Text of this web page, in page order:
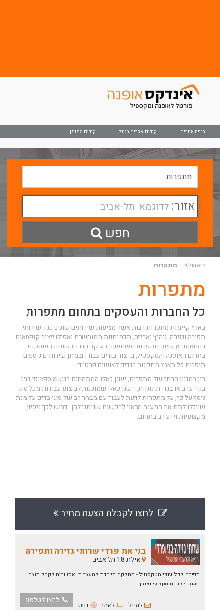
בניית אתרים קידום אתרים בגוגל קידום ממומן
אזור: לדוגמא: תל-אביב
חפש
ראשי מתפרות
מתפרות
כל החברות והעסקים בתחום מתפרות
בארץ קיימות מתפרות רבות אשר מציעות שירותים שונים כגון שירותי
תפירה וגזירה, גיהוץ ואריזה, תדמיתנות ממוחשבת ואפילו ייצור קופסאות
בהתאמה אישית. מתפרות משמשות בעיקר חברות שונות העוסקות
בתחום האופנה והטקסטיל, בייצור בגדים עבורן ובמתן שירותים נוספים.
תופרות כל הארץ מתקנות בגדים לאנשים פרטיים.
בין המגוון הרחב של מתפרות, ישנן כאלו המתמחות בנושא ספציפי כמו
בגדי ערב או בגדי תינוקות, וישנן כאלו שמוכנות לביצוע עבודות מכל סוג.
נוסף על כך, על מתפרות לדעת לעבוד עם מבחר רב של סוגי בדים על מנת
שיוכלו לתת את המענה הראוי לבקשות שניתנו להן. דרוש לכך ניסיון,
מקצועיות וידע רב בתחום.
לחצו לקבלת הצעת מחיר
בני את פרדי שרותי גזירה ותפירה
אילת 18 תל אביב
תפירה לכל ענפי הטקסטיל - מחלקה מיוחדת למעצבות. אפשרות לקבל מוצר
מוגמר - שרות מקצועי ואמין.
למייל לאתר נווט לחצו לטלפון